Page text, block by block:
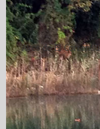
Aves de El Correntíu